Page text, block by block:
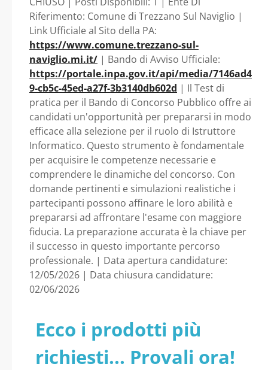
Naviglio
Riferimento: Comune di Trezzano Sul Naviglio |
Link Ufficiale al Sito della PA:
https://www.comune.trezzano-sul-
naviglio.mi.it/ | Bando di Avviso Ufficiale:
https://portale.inpa.gov.it/api/media/7146ad4
9-cb5c-45ed-a27f-3b3140db602d | Il Test di
pratica per il Bando di Concorso Pubblico offre ai
candidati un'opportunità per prepararsi in modo
efficace alla selezione per il ruolo di Istruttore
Informatico. Questo strumento è fondamentale
per acquisire le competenze necessarie e
comprendere le dinamiche del concorso. Con
domande pertinenti e simulazioni realistiche i
partecipanti possono affinare le loro abilità e
prepararsi ad affrontare l'esame con maggiore
fiducia. La preparazione accurata è la chiave per
il successo in questo importante percorso
professionale. | Data apertura candidature:
12/05/2026 | Data chiusura candidature:
02/06/2026
Ecco i prodotti più
richiesti... Provali ora!